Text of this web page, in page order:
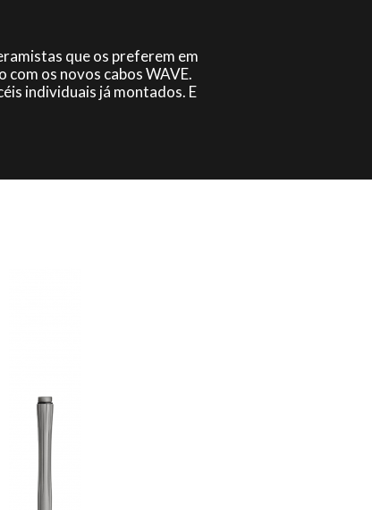
que os preferem em
os novos cabos WAVE.
individuais já montados. E